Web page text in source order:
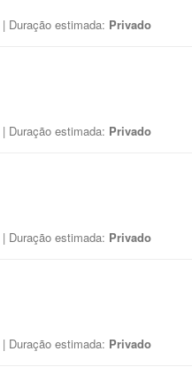
| Duração estimada: Privado
| Duração estimada: Privado
| Duração estimada: Privado
| Duração estimada: Privado